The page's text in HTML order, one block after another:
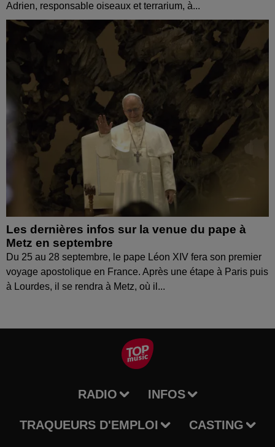
Adrien, responsable oiseaux et terrarium, à...
Les dernières infos sur la venue du pape à
Metz en septembre
Du 25 au 28 septembre, le pape Léon XIV fera son premier
voyage apostolique en France. Après une étape à Paris puis
à Lourdes, il se rendra à Metz, où il...
RADIO INFOS
TRAQUEURS D'EMPLOI CASTING